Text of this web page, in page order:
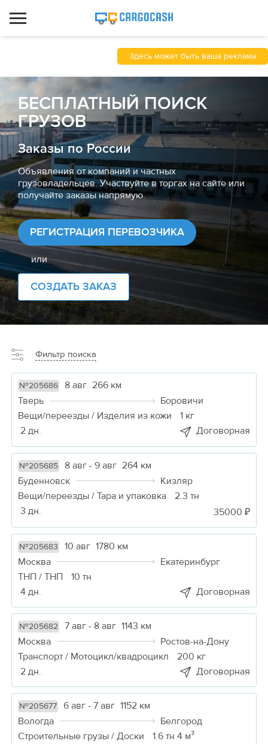
Здесь может быть ваша реклама
БЕСПЛАТНЫЙ ПОИСК
ГРУЗОВ
Заказы по России
Объявления от компаний и частных
грузовладельцев. Участвуйте в торгах на сайте или
получайте заказы напрямую.
РЕГИСТРАЦИЯ ПЕРЕВОЗЧИКА
или
СОЗДАТЬ ЗАКАЗ
Фильтр поиска
№205686 8 авг 266 км
Тверь
Боровичи
Вещи/переезды / Изделия из кожи
1 кг
2 дн.
Договорная
№205685 8 авг - 9 авг 264 км
Буденновск
Кизляр
Вещи/переезды / Тара и упаковка
2.3 тн
3 дн.
35000 ₽
№205683 10 авг 1780 км
Москва
Екатеринбург
ТНП / ТНП
10 тн
4 дн.
Договорная
№205682 7 авг - 8 авг 1143 км
Москва
Ростов-на-Дону
Транспорт / Мотоцикл/квадроцикл
200 кг
2 дн.
Договорная
№205677 6 авг - 7 авг 1152 км
Вологда
Белгород
Строительные грузы / Доски
1.6 тн 4 м³